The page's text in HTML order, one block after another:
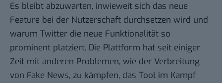
Es bleibt abzuwarten, inwieweit sich das neue
Feature bei der Nutzerschaft durchsetzen wird und
warum Twitter die neue Funktionalität so
prominent platziert. Die Plattform hat seit einiger
Zeit mit anderen Problemen, wie der Verbreitung
von Fake News, zu kämpfen, das Tool im Kampf